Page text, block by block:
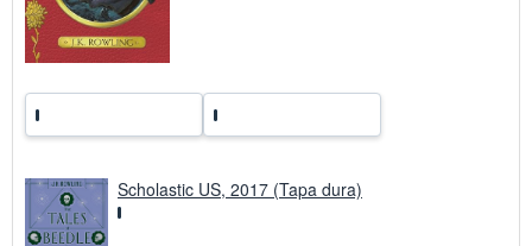
e
n
o
Scholastic US, 2017 (Tapa dura)